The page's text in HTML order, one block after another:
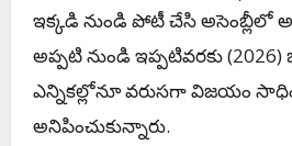
ఇక్కడి నుండి పోటీ చేసి అసెంబ్లీలో
అప్పటి నుండి ఇప్పటివరకు (2026)
ఎన్నికల్లోనూ వరుసగా విజయం
అనిపించుకున్నారు.